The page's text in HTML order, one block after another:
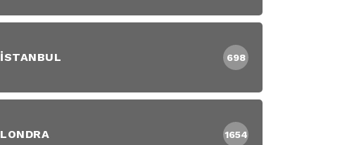
İSTANBUL 698
LONDRA 1654